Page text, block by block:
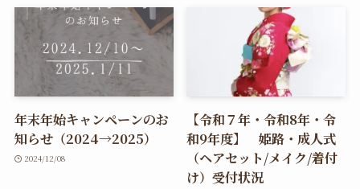
年末年始キャンペーンのお
知らせ（2024→2025）
2024/12/08
【令和７年・令和8年・令
和9年度】 姫路・成人式
（ヘアセット/メイク/着付
け）受付状況